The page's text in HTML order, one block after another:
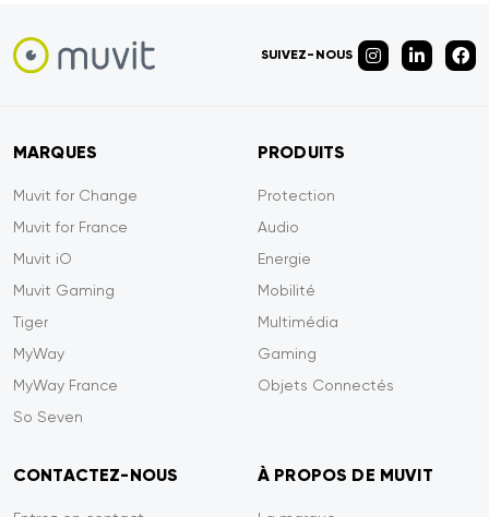
SUIVEZ-NOUS
MARQUES
Muvit for Change
Muvit for France
Muvit iO
Muvit Gaming
Tiger
MyWay
MyWay France
So Seven
PRODUITS
Protection
Audio
Energie
Mobilité
Multimédia
Gaming
Objets Connectés
CONTACTEZ-NOUS À PROPOS DE MUVIT